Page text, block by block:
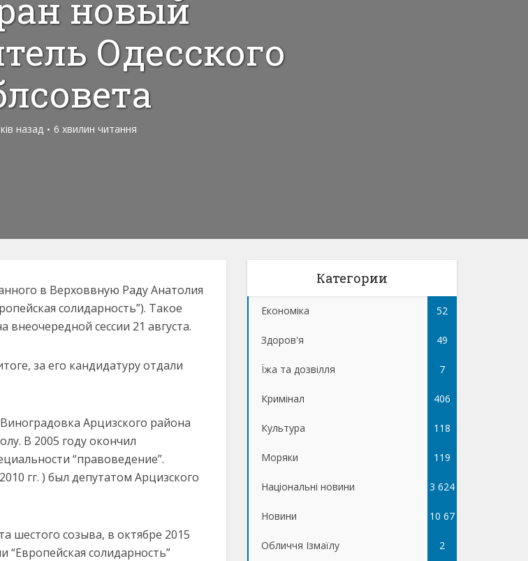
новый
Одесского
назад 6 хвилин читання
в Верховвную Раду Анатолия
солидарность”). Такое
сессии 21 августа.
за его кандидатуру отдали
Арцизского района
В 2005 году окончил
“правоведение”.
гг. ) был депутатом Арцизского
шестого созыва, в октябре 2015
“Европейская солидарность”
Категории
Економіка 52
Здоров'я 49
Їжа та дозвілля 7
Кримінал 406
Культура 118
Моряки 119
Національні новини 3 624
Новини 10 67
5
Обличчя Ізмаїлу 2